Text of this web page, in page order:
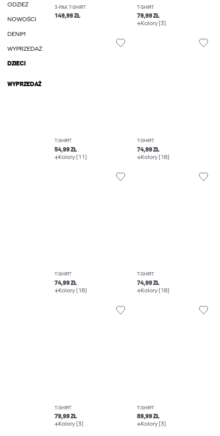
ODZIEŻ
NOWOŚCI
DENIM
WYPRZEDAŻ
DZIECI
WYPRZEDAŻ
3-PAK T-SHIRT
149,99 ZŁ
T-SHIRT
79,99 ZŁ
Kolory (3)
T-SHIRT
54,99 ZŁ
Kolory (11)
T-SHIRT
74,99 ZŁ
Kolory (18)
T-SHIRT
74,99 ZŁ
Kolory (18)
T-SHIRT
74,99 ZŁ
Kolory (18)
T-SHIRT
79,99 ZŁ
Kolory (3)
T-SHIRT
89,99 ZŁ
Kolory (3)